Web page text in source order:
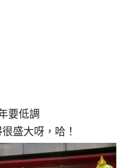
要低調
盛大呀，哈！